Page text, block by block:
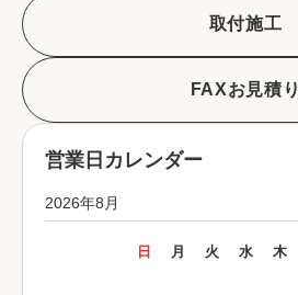
取付施工
FAXお見積り
営業日カレンダー
2026年8月
日 月 火 水 木